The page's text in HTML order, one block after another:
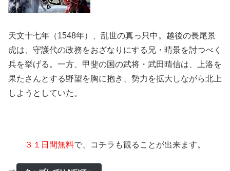
天文十七年（1548年）、乱世の真っ只中。越後の長尾景
虎は、守護代の政務をおざなりにする兄・晴景を討つべく
兵を挙げる。一方、甲斐の国の武将・武田晴信は、上洛を
果たさんとする野望を胸に抱き、勢力を拡大しながら北上
しようとしていた。
３１日間無料で、コチラも観ることが出来ます。